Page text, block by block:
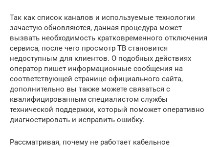
Так как список каналов и используемые технологии
зачастую обновляются, данная процедура может
вызвать необходимость кратковременного отключения
сервиса, после чего просмотр ТВ становится
недоступным для клиентов. О подобных действиях
оператор пишет информационные сообщения на
соответствующей странице официального сайта,
дополнительно вы также можете связаться с
квалифицированным специалистом службы
технической поддержки, который поможет оперативно
диагностировать и исправить ошибку.
Рассматривая, почему не работает кабельное